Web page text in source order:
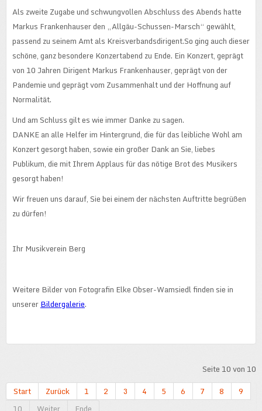
Als zweite Zugabe und schwungvollen Abschluss des Abends hatte
Markus Frankenhauser den „Allgäu-Schussen-Marsch“ gewählt,
passend zu seinem Amt als Kreisverbandsdirigent.So ging auch dieser
schöne, ganz besondere Konzertabend zu Ende. Ein Konzert, geprägt
von 10 Jahren Dirigent Markus Frankenhauser, geprägt von der
Pandemie und geprägt vom Zusammenhalt und der Hoffnung auf
Normalität.
Und am Schluss gilt es wie immer Danke zu sagen.
DANKE an alle Helfer im Hintergrund, die für das leibliche Wohl am
Konzert gesorgt haben, sowie ein großer Dank an Sie, liebes
Publikum, die mit Ihrem Applaus für das nötige Brot des Musikers
gesorgt haben!
Wir freuen uns darauf, Sie bei einem der nächsten Auftritte begrüßen
zu dürfen!
Ihr Musikverein Berg
Weitere Bilder von Fotografin Elke Obser-Wamsiedl finden sie in
unsererBildergalerie.
Seite 10 von 10
Start
Zurück 1 2 3 4 5 6 7 8
9